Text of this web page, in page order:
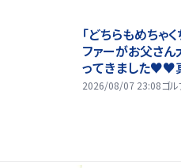
「どちらもめちゃ
ファーがお父さ
ってきました♥♥
父さん」「白戸家入
2026/08/07 23:08ゴル